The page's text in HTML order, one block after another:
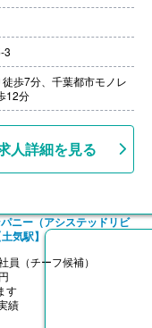
、自転車通勤は100円/
3
歩7分、千葉都市モノレ
12分
人詳細を見る
ニー（アシステッドリビ
気駅】
員（チーフ候補）
す
績